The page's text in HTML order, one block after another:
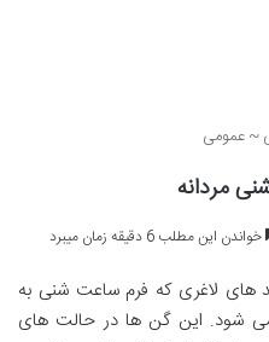
~ عمومی
مردانه
خواندن این مطلب 6 دقیقه زمان میبرد
لاغری که فرم ساعت شنی به
شود. این گن ها در حالت های